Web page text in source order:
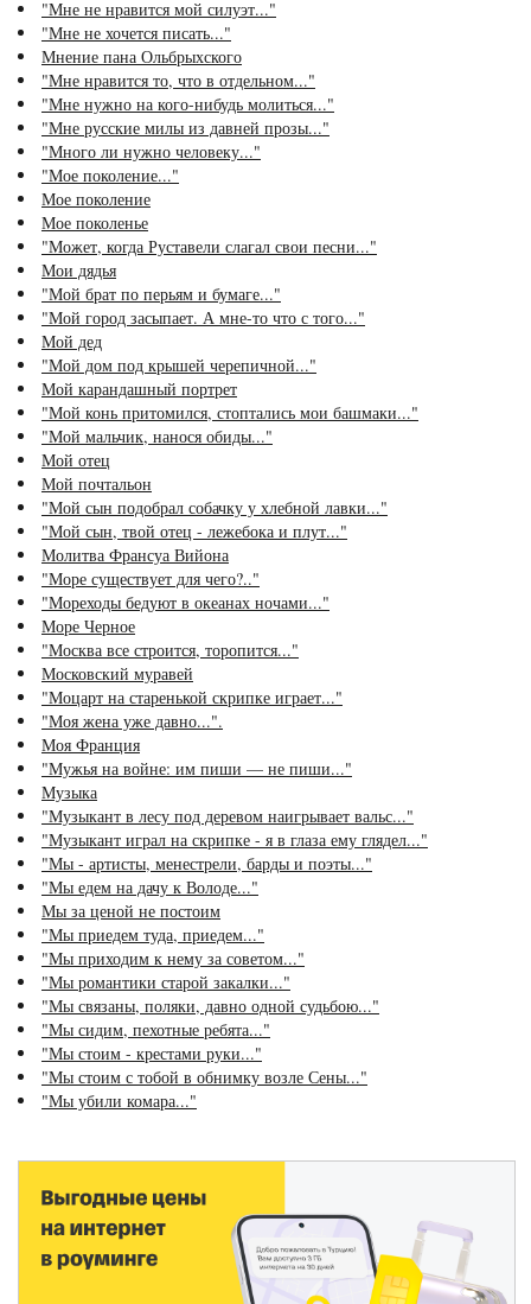
"Мне не нравится мой силуэт..."
"Мне не хочется писать..."
Мнение пана Ольбрыхского
"Мне нравится то, что в отдельном..."
"Мне нужно на кого-нибудь молиться..."
"Мне русские милы из давней прозы..."
"Много ли нужно человеку..."
"Мое поколение..."
Мое поколение
Мое поколенье
"Может, когда Руставели слагал свои песни..."
Мои дядья
"Мой брат по перьям и бумаге..."
"Мой город засыпает. А мне-то что с того..."
Мой дед
"Мой дом под крышей черепичной..."
Мой карандашный портрет
"Мой конь притомился, стоптались мои башмаки..."
"Мой мальчик, нанося обиды..."
Мой отец
Мой почтальон
"Мой сын подобрал собачку у хлебной лавки..."
"Мой сын, твой отец - лежебока и плут..."
Молитва Франсуа Вийона
"Море существует для чего?.."
"Мореходы бедуют в океанах ночами..."
Море Черное
"Москва все строится, торопится..."
Московский муравей
"Моцарт на старенькой скрипке играет..."
"Моя жена уже давно...".
Моя Франция
"Мужья на войне: им пиши — не пиши..."
Музыка
"Музыкант в лесу под деревом наигрывает вальс..."
"Музыкант играл на скрипке - я в глаза ему глядел..."
"Мы - артисты, менестрели, барды и поэты..."
"Мы едем на дачу к Володе..."
Мы за ценой не постоим
"Мы приедем туда, приедем..."
"Мы приходим к нему за советом..."
"Мы романтики старой закалки..."
"Мы связаны, поляки, давно одной судьбою..."
"Мы сидим, пехотные ребята..."
"Мы стоим - крестами руки..."
"Мы стоим с тобой в обнимку возле Сены..."
"Мы убили комара..."